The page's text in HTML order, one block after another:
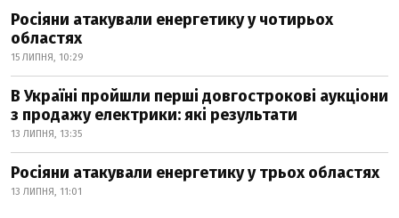
Росіяни атакували енергетику у чотирьох
областях
15 ЛИПНЯ, 10:29
В Україні пройшли перші довгострокові аукціони
з продажу електрики: які результати
13 ЛИПНЯ, 13:35
Росіяни атакували енергетику у трьох областях
13 ЛИПНЯ, 11:01